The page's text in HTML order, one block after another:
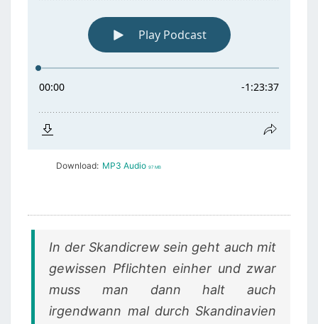
Download: MP3 Audio 97 MB
In der Skandicrew sein geht auch mit
gewissen Pflichten einher und zwar
muss man dann halt auch
irgendwann mal durch Skandinavien